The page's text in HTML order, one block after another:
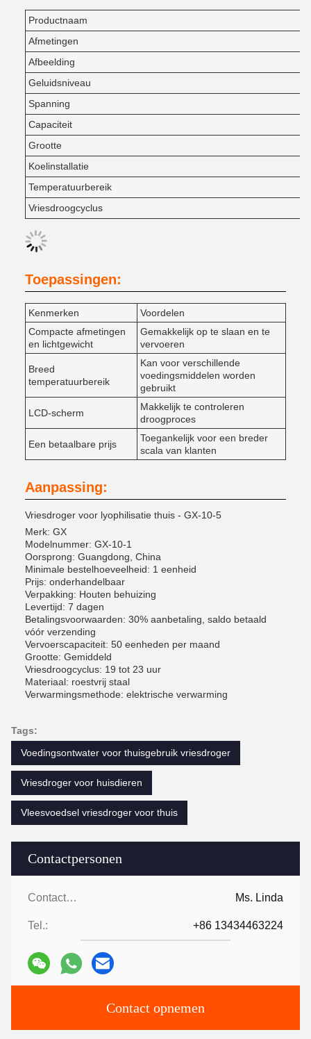
Contactpersonen
Contactpersonen: Ms. Linda
Tel.: +86 13434463224
Contact opnemen
Productnaam
Afmetingen
Afbeelding
Geluidsniveau
Spanning
Capaciteit
Grootte
Koelinstallatie
Temperatuurbereik
Vriesdroogcyclus
Toepassingen:
Kenmerken
Voordelen
Compacte afmetingen
en lichtgewicht
Gemakkelijk op te slaan en te
vervoeren
Breed
temperatuurbereik
Kan voor verschillende
voedingsmiddelen worden
gebruikt
LCD-scherm
Makkelijk te controleren
droogproces
Een betaalbare prijs
Toegankelijk voor een breder
scala van klanten
Aanpassing:
Vriesdroger voor lyophilisatie thuis - GX-10-5
Merk: GX
Modelnummer: GX-10-1
Oorsprong: Guangdong, China
Minimale bestelhoeveelheid: 1 eenheid
Prijs: onderhandelbaar
Verpakking: Houten behuizing
Levertijd: 7 dagen
Betalingsvoorwaarden: 30% aanbetaling, saldo betaald
vóór verzending
Vervoerscapaciteit: 50 eenheden per maand
Grootte: Gemiddeld
Vriesdroogcyclus: 19 tot 23 uur
Materiaal: roestvrij staal
Verwarmingsmethode: elektrische verwarming
Tags:
Voedingsontwater voor thuisgebruik vriesdroger
Vriesdroger voor huisdieren
Vleesvoedsel vriesdroger voor thuis